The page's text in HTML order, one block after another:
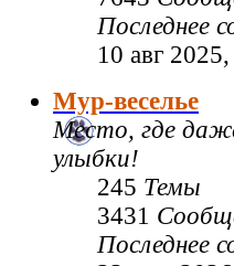
Последнее
10 авг
Мур-веселье
Место, где
улыбки!
245 Темы
3431
Последнее